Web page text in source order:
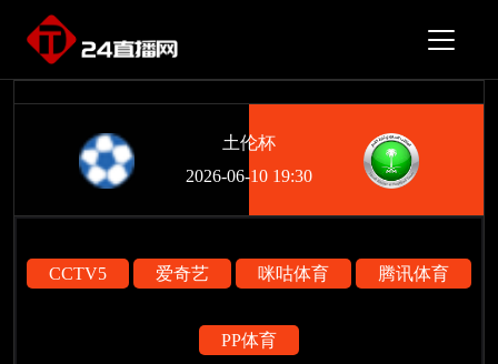
土伦杯
2026-06-10 19:30
CCTV5 爱奇艺 咪咕体育 腾讯体育
PP体育